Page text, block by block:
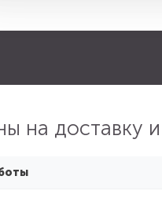
на доставку